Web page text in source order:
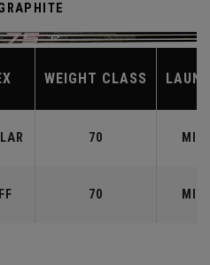
WEIGHT CLASS
70 MID
70 MID